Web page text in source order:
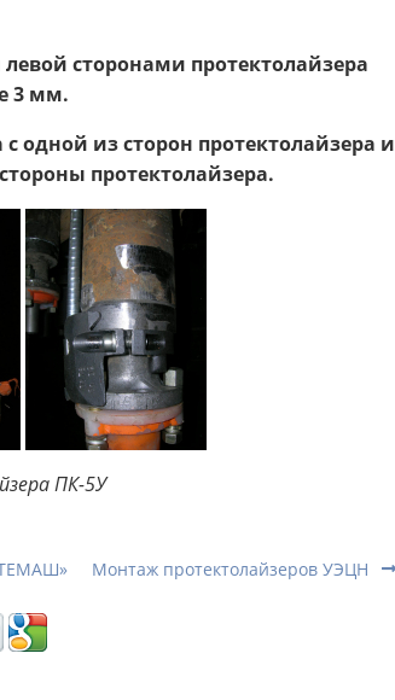
сторонами протектолайзера
3 мм.
одной из сторон протектолайзера и
протектолайзера.
ПК-5У
Монтаж протектолайзеров УЭЦН